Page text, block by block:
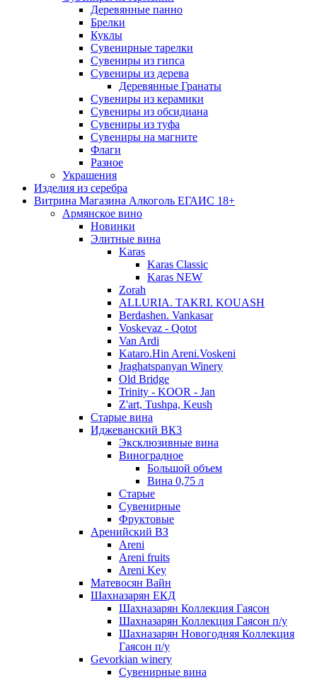
Деревянные панно
Брелки
Куклы
Сувенирные тарелки
Сувениры из гипса
Сувениры из дерева
Деревянные Гранаты
Сувениры из керамики
Сувениры из обсидиана
Сувениры из туфа
Сувениры на магните
Флаги
Разное
Украшения
Изделия из серебра
Витрина Магазина Алкоголь ЕГАИС 18+
Армянское вино
Новинки
Элитные вина
Karas
Karas Classic
Karas NEW
Zorah
ALLURIA. TAKRI. KOUASH
Berdashen. Vankasar
Voskevaz - Qotot
Van Ardi
Kataro.Hin Areni.Voskeni
Jraghatspanyan Winery
Old Bridge
Trinity - KOOR - Jan
Z'art, Tushpa, Keush
Старые вина
Иджеванский ВК3
Эксклюзивные вина
Виноградное
Большой объем
Вина 0,75 л
Старые
Сувенирные
Фруктовые
Аренийский ВЗ
Areni
Areni fruits
Areni Key
Матевосян Вайн
Шахназарян ЕКД
Шахназарян Коллекция Гаясон
Шахназарян Коллекция Гаясон п/у
Шахназарян Новогодняя Коллекция
Гаясон п/у
Gevorkian winery
Сувенирные вина